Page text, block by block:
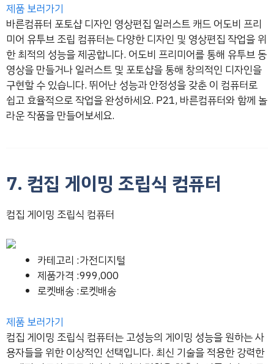
제품 보러가기
바른컴퓨터 포토샵 디자인 영상편집 일러스트 캐드 어도비 프리
미어 유투브 조립 컴퓨터는 다양한 디자인 및 영상편집 작업을 위
한 최적의 성능을 제공합니다. 어도비 프리미어를 통해 유투브 동
영상을 만들거나 일러스트 및 포토샵을 통해 창의적인 디자인을
구현할 수 있습니다. 뛰어난 성능과 안정성을 갖춘 이 컴퓨터로
쉽고 효율적으로 작업을 완성하세요. P21, 바른컴퓨터와 함께 놀
라운 작품을 만들어보세요.
7. 컴집 게이밍 조립식 컴퓨터
컴집 게이밍 조립식 컴퓨터
카테고리 :가전디지털
제품가격 :999,000
로켓배송 :로켓배송
제품 보러가기
컴집 게이밍 조립식 컴퓨터는 고성능의 게이밍 성능을 원하는 사
용자들을 위한 이상적인 선택입니다. 최신 기술을 적용한 강력한